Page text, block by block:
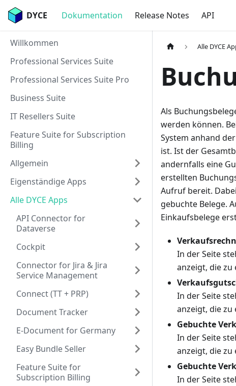
DYCE Dokumentation Release Notes API
Willkommen
Professional Services Suite
Professional Services Suite Pro
Business Suite
IT Resellers Suite
Feature Suite for Subscription
Billing
Allgemein
Eigenständige Apps
Alle DYCE Apps
API Connector for
Dataverse
Cockpit
Connector for Jira & Jira
Service Management
Connect (TT + PRP)
Document Tracker
E-Document for Germany
Easy Bundle Seller
Feature Suite for
Subscription Billing
Alle DYCE
Als
werden können.
System anhand
ist. Ist der
andernfalls eine
erstellten
Aufruf bereit.
gebuchte Belege.
Einkaufsbelege
In der Seite
anzeigt, die
In der Seite
anzeigt, die
Gebuchte
In der Seite
anzeigt, die
Gebuchte
In der Seite